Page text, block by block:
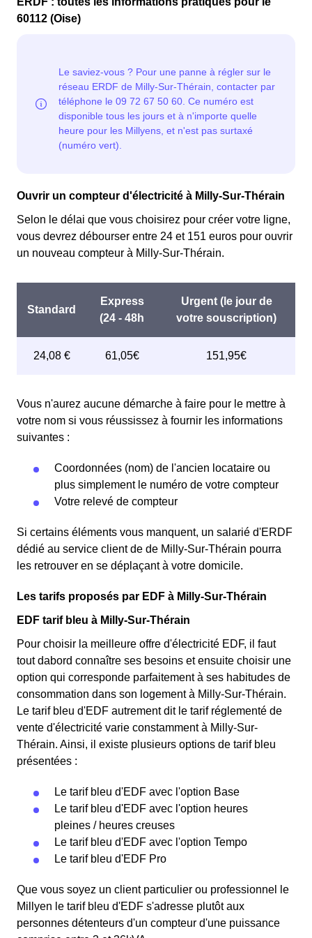
ainsi de réduire sa facture d'électricité si l'on fait
de France et est disponible pour les Millyens éligibles.
clients Millyens l'ayant choisie avant 1998. Elle
différencie deux tarifs : pendant 22 jours le prix de
rapport au tarif normal à Milly-Sur-Thérain. ⚡💸
60112 (Oise)
Ouvrir un compteur d'électricité à Milly-Sur-Thérain
Selon le délai que vous choisirez pour créer votre ligne,
vous devrez débourser entre 24 et 151 euros pour ouvrir
un nouveau compteur à Milly-Sur-Thérain.
Vous n'aurez aucune démarche à faire pour le mettre à
votre nom si vous réussissez à fournir les informations
suivantes :
Coordonnées (nom) de l'ancien locataire ou
plus simplement le numéro de votre compteur
Votre relevé de compteur
Si certains éléments vous manquent, un salarié d'ERDF
dédié au service client de de Milly-Sur-Thérain pourra
les retrouver en se déplaçant à votre domicile.
Les tarifs proposés par EDF à Milly-Sur-Thérain
EDF tarif bleu à Milly-Sur-Thérain
Pour choisir la meilleure offre d'électricité EDF, il faut
tout dabord connaître ses besoins et ensuite choisir une
option qui corresponde parfaitement à ses habitudes de
consommation dans son logement à Milly-Sur-Thérain.
Le tarif bleu d'EDF autrement dit le tarif réglementé de
vente d'électricité varie constamment à Milly-Sur-
Thérain. Ainsi, il existe plusieurs options de tarif bleu
présentées :
Le tarif bleu d'EDF avec l'option Base
Le tarif bleu d'EDF avec l'option heures
pleines / heures creuses
Le tarif bleu d'EDF avec l'option Tempo
Le tarif bleu d'EDF Pro
Que vous soyez un client particulier ou professionnel le
Millyen le tarif bleu d'EDF s'adresse plutôt aux
personnes détenteurs d'un compteur d'une puissance